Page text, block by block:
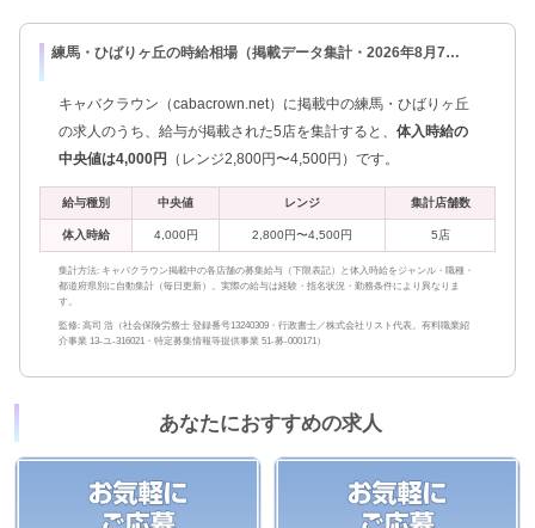
練馬・ひばりヶ丘の時給相場（掲載データ集計・2026年8月7日時点）
キャバクラウン（cabacrown.net）に掲載中の練馬・ひばりヶ丘
の求人のうち、給与が掲載された5店を集計すると、 体入時給の
中央値は4,000円
（レンジ2,800円〜4,500円）です。
給与種別 中央値 レンジ 集計店舗数
体入時給 4,000円 2,800円〜4,500円 5店
集計方法: キャバクラウン掲載中の各店舗の募集給与（下限表記）と体入時給をジャンル・職種・
都道府県別に自動集計（毎日更新）。実際の給与は経験・指名状況・勤務条件により異なりま
す。
監修: 高司 浩（社会保険労務士 登録番号13240309・行政書士／株式会社リスト代表。有料職業紹
介事業 13-ユ-316021・特定募集情報等提供事業 51-募-000171）
あなたにおすすめの求人